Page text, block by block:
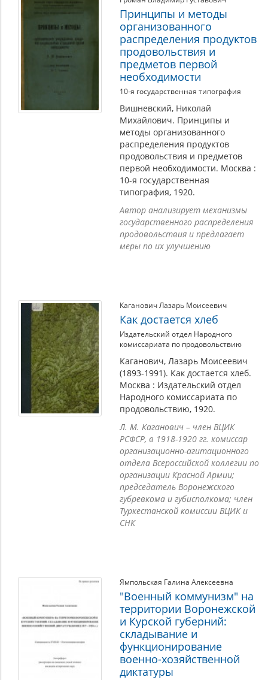
Принципы и методы
организованного
распределения продуктов
продовольствия и
предметов первой
необходимости
10-я государственная типография
Вишневский, Николай
Михайлович. Принципы и
методы организованного
распределения продуктов
продовольствия и предметов
первой необходимости. Москва :
10-я государственная
типография, 1920.
Автор анализирует механизмы
государственного распределения
продовольствия и предлагает
меры по их улучшению
Каганович Лазарь Моисеевич
Как достается хлеб
Издательский отдел Народного
комиссариата по продовольствию
Каганович, Лазарь Моисеевич
(1893-1991). Как достается хлеб.
Москва : Издательский отдел
Народного комиссариата по
продовольствию, 1920.
Л. М. Каганович – член ВЦИК
РСФСР, в 1918-1920 гг. комиссар
организационно-агитационного
отдела Всероссийской коллегии по
организации Красной Армии;
председатель Воронежского
губревкома и губисполкома; член
Туркестанской комиссии ВЦИК и
СНК
Ямпольская Галина Алексеевна
"Военный коммунизм" на
территории Воронежской
и Курской губерний:
складывание и
функционирование
военно-хозяйственной
диктатуры